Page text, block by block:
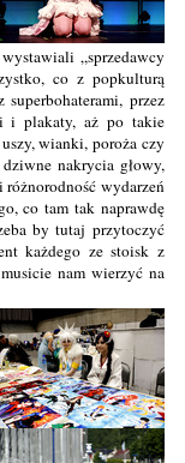
„sprzedawcy
co z popkulturą
przez
i plakaty, aż po takie
wianki, poroża czy
nakrycia głowy,
wydarzeń
co tam tak naprawdę
by tutaj przytoczyć
każdego ze stoisk z
nam wierzyć na